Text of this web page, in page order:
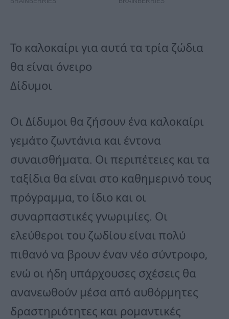
Το καλοκαίρι για αυτά τα τρία ζώδια
θα είναι όνειρο
Δίδυμοι
Οι Δίδυμοι θα ζήσουν ένα καλοκαίρι
γεμάτο ζωντάνια και έντονα
συναισθήματα. Οι περιπέτειες και τα
ταξίδια θα είναι στο καθημερινό τους
πρόγραμμα, το ίδιο και οι
συναρπαστικές γνωριμίες. Οι
ελεύθεροι του ζωδίου είναι πολύ
πιθανό να βρουν έναν νέο σύντροφο,
ενώ οι ήδη υπάρχουσες σχέσεις θα
ανανεωθούν μέσα από αυθόρμητες
δραστηριότητες και ρομαντικές